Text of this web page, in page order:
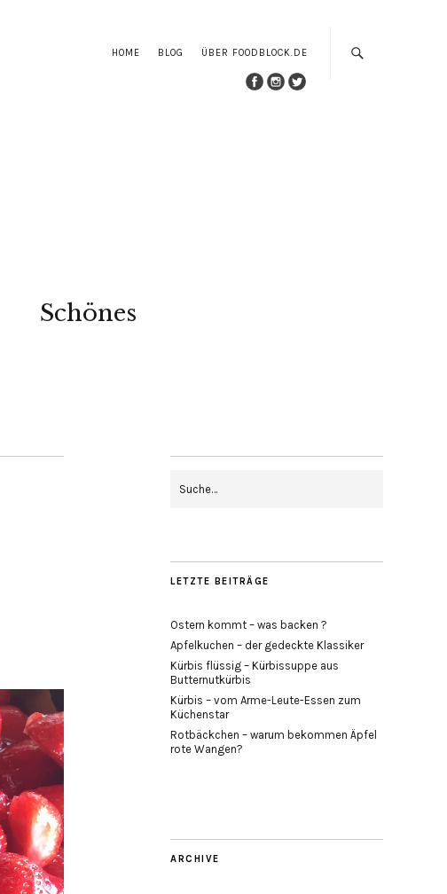
HOME BLOG ÜBER FOODBLOCK.DE
Schönes
LETZTE BEITRÄGE
Ostern kommt – was backen ?
Apfelkuchen – der gedeckte Klassiker
Kürbis flüssig – Kürbissuppe aus
Butternutkürbis
Kürbis – vom Arme-Leute-Essen zum
Küchenstar
Rotbäckchen – warum bekommen Äpfel
rote Wangen?
ARCHIVE